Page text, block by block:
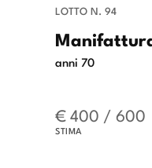
LOTTO N. 94
anni 70
€ 400 / 600
STIMA